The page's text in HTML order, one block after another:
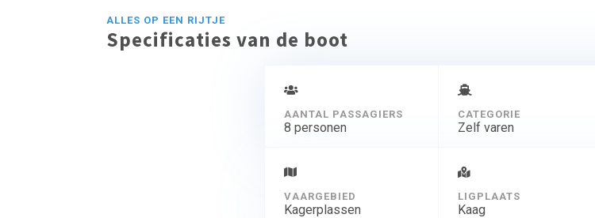
ALLES OP EEN RIJTJE
Specificaties van de boot
AANTAL PASSAGIERS
8 personen
CATEGORIE
Zelf varen
VAARGEBIED
Kagerplassen
LIGPLAATS
Kaag